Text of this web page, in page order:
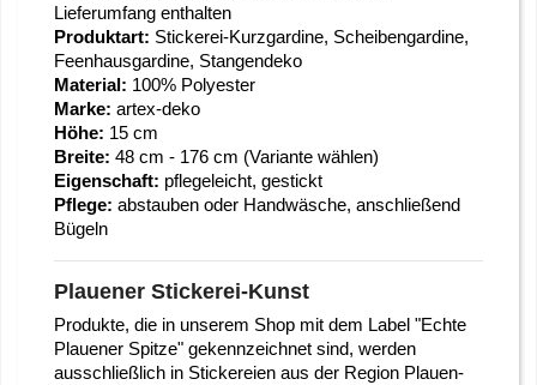
Lieferumfang enthalten
Produktart: Stickerei-Kurzgardine, Scheibengardine,
Feenhausgardine, Stangendeko
Material: 100% Polyester
Marke: artex-deko
Höhe: 15 cm
Breite: 48 cm - 176 cm (Variante wählen)
Eigenschaft: pflegeleicht, gestickt
Pflege: abstauben oder Handwäsche, anschließend
Bügeln
Plauener Stickerei-Kunst
Produkte, die in unserem Shop mit dem Label "Echte
Plauener Spitze" gekennzeichnet sind, werden
ausschließlich in Stickereien aus der Region Plauen-